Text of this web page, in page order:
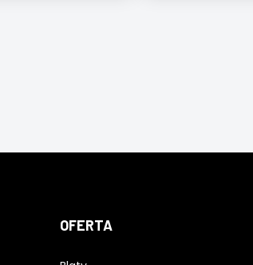
OFERTA